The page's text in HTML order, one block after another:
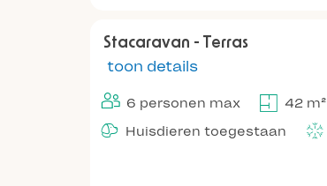
Stacaravan - Terras
toon details
6 personen max 42 m²
Huisdieren toegestaan